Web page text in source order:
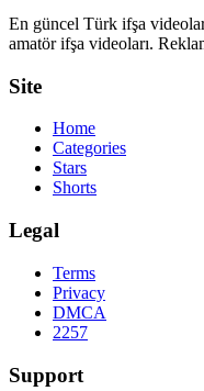
En güncel Türk ifşa
amatör ifşa videoları.
Site
Home
Categories
Stars
Shorts
Legal
Terms
Privacy
DMCA
2257
Support